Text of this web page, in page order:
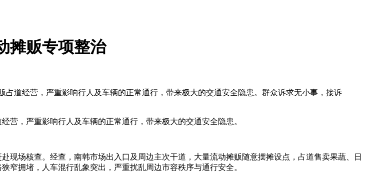
摊贩专项整治
道经营，严重影响行人及车辆的正常通行，带来极大的交通安全隐患。群众诉求无小事，接诉
营，严重影响行人及车辆的正常通行，带来极大的交通安全隐患。
现场核查。经查，南韩市场出入口及周边主次干道，大量流动摊贩随意摆摊设点，占道售卖果蔬、日
窄拥堵，人车混行乱象突出，严重扰乱周边市容秩序与通行安全。